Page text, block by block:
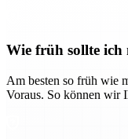
Wie früh sollte ich
Am besten so früh wie
Voraus. So können wir